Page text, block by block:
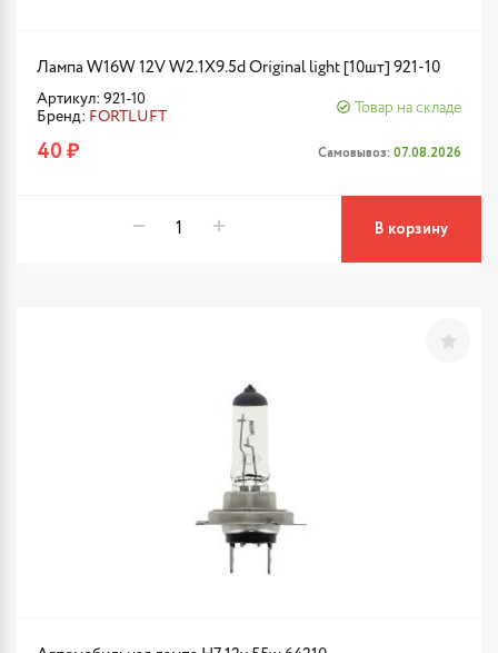
Лампа W16W 12V W2.1X9.5d Original light [10шт] 921-10
Артикул: 921-10
Бренд: FORTLUFT
Товар на складе
40 ₽ Самовывоз: 07.08.2026
В корзину